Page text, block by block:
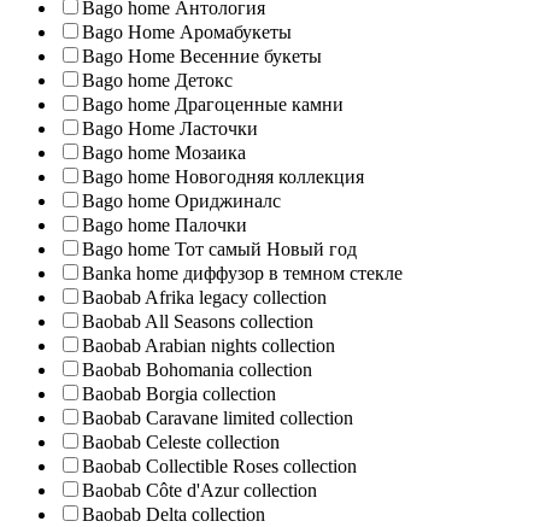
Bago home Антология
Bago Home Аромабукеты
Bago Home Весенние букеты
Bago home Детокс
Bago home Драгоценные камни
Bago Home Ласточки
Bago home Мозаика
Bago home Новогодняя коллекция
Bago home Ориджиналс
Bago home Палочки
Bago home Тот самый Новый год
Banka home диффузор в темном стекле
Baobab Afrika legacy collection
Baobab All Seasons collection
Baobab Arabian nights collection
Baobab Bohomania collection
Baobab Borgia collection
Baobab Caravane limited collection
Baobab Celeste collection
Baobab Collectible Roses collection
Baobab Côte d'Azur collection
Baobab Delta collection